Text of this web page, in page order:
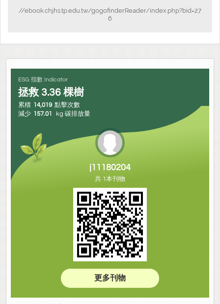
//ebook.chjhs.tp.edu.tw/gogofinderReader/index.php?bid=27
6
ESG 指數 Indicator
拯救 3.36 棵樹
累積 14,019 點擊次數
減少 157.01 kg 碳排放量
j11180204
共 1本刊物
更多刊物